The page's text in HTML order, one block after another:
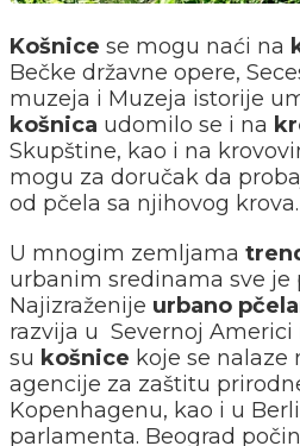
Košnice se mogu naći na
Bečke državne opere,
muzeja i Muzeja istorije
košnica udomilo se i na
Skupštine, kao i na
mogu za doručak da
od pčela sa njihovog krova.
U mnogim zemljama
urbanim sredinama sve je
Najizraženije urbano
razvija u Severnoj Americi
su košnice koje se nalaze
agencije za zaštitu
Kopenhagenu, kao i u
parlamenta. Beograd